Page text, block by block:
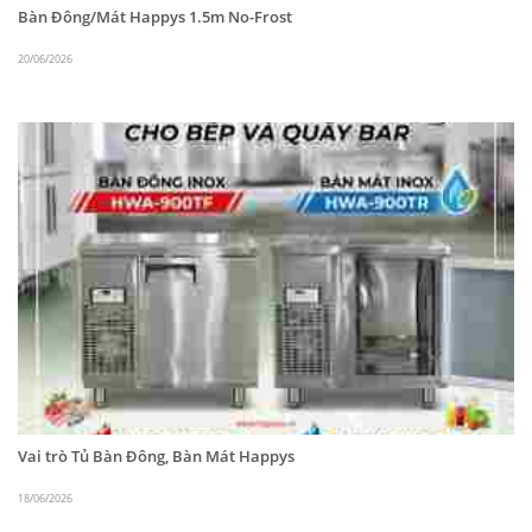
tủ nửa đông nửa mát HWA-45CFR có chân đế và
bánh xe chịu lực ở đáy tủ giúp tủ đứng vững ở mọi
vị trí và giúp việc di chuyển, lắp đặt tủ trở nên dễ
dàng.
Video tủ đông mát Happys HWA-45CFR
Bàn Đông/Mát Happys 1.5m No-Frost
20/06/2026
Vai trò Tủ Bàn Đông, Bàn Mát Happys
18/06/2026